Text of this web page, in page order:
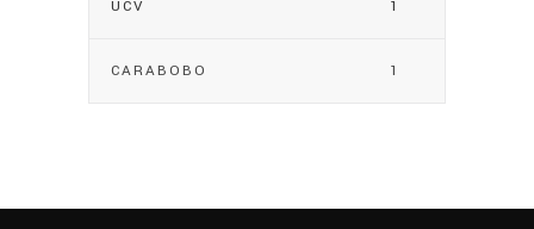
UCV 1
CARABOBO 1